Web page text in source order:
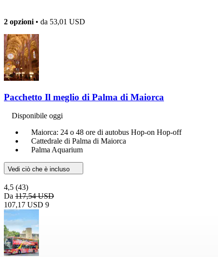
2 opzioni • da 53,01 USD
Pacchetto Il meglio di Palma di Maiorca
Disponibile oggi
Maiorca: 24 o 48 ore di autobus Hop-on Hop-off
Cattedrale di Palma di Maiorca
Palma Aquarium
Vedi ciò che è incluso
4,5 (43)
Da 117,54 USD
107,17 USD 9